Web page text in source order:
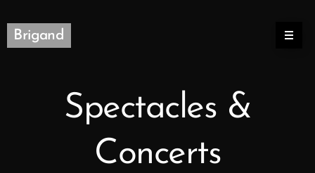
Brigand
Spectacles &
Concerts